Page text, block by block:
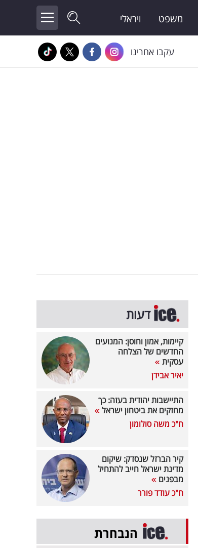
משפט ויראלי
עקבו אחרינו
דעות
קיימות, אמון וחוסן: המנועים
החדשים של הצלחה
עסקית
יאיר אבידן
התיישבות יהודית בעזה: כך
מחזקים את ביטחון ישראל
ח"כ משה סולומון
קיר הברזל שנסדק: שיקום
מדינת ישראל חייב להתחיל
מבפנים
ח"כ עודד פורר
הנבחרת